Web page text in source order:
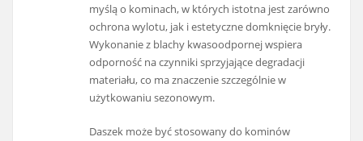
myślą o kominach, w których istotna jest zarówno
ochrona wylotu, jak i estetyczne domknięcie bryły.
Wykonanie z blachy kwasoodpornej wspiera
odporność na czynniki sprzyjające degradacji
materiału, co ma znaczenie szczególnie w
użytkowaniu sezonowym.
Daszek może być stosowany do kominów